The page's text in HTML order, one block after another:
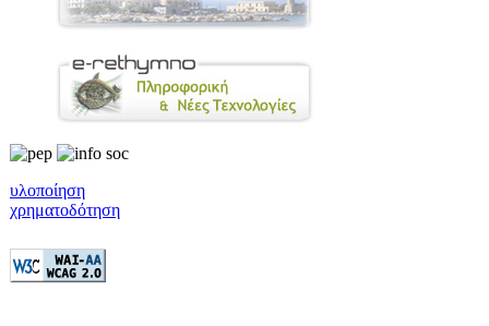
υλοποίηση
χρηματοδότηση